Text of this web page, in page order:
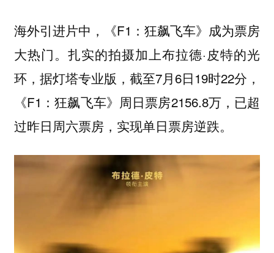
海外引进片中，《F1：狂飙飞车》成为票房
大热门。扎实的拍摄加上布拉德·皮特的光
环，据灯塔专业版，截至7月6日19时22分，
《F1：狂飙飞车》周日票房2156.8万，已超
过昨日周六票房，实现单日票房逆跌。